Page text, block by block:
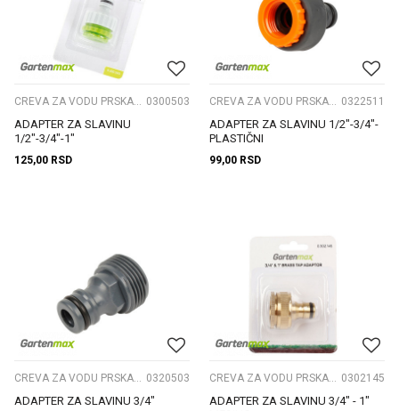
CREVA ZA VODU PRSKALICE I NASTAVCI 0300503
ADAPTER ZA SLAVINU
1/2"-3/4"-1"
125,00 RSD
CREVA ZA VODU PRSKALICE I NASTAVCI 0322511
ADAPTER ZA SLAVINU 1/2"-3/4"-
PLASTIČNI
99,00 RSD
CREVA ZA VODU PRSKALICE I NASTAVCI 0320503
ADAPTER ZA SLAVINU 3/4"
CREVA ZA VODU PRSKALICE I NASTAVCI 0302145
ADAPTER ZA SLAVINU 3/4" - 1"